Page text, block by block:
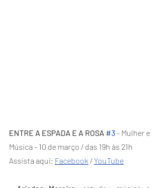
ENTRE A ESPADA E A ROSA #3 - Mulher e
Música - 10 de março / das 19h às 21h
Assista aqui: Facebook / YouTube